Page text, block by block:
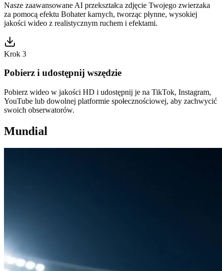
Nasze zaawansowane AI przekształca zdjęcie Twojego zwierzaka
za pomocą efektu Bohater karnych, tworząc płynne, wysokiej
jakości wideo z realistycznym ruchem i efektami.
Krok 3
Pobierz i udostępnij wszędzie
Pobierz wideo w jakości HD i udostępnij je na TikTok, Instagram,
YouTube lub dowolnej platformie społecznościowej, aby zachwycić
swoich obserwatorów.
Mundial